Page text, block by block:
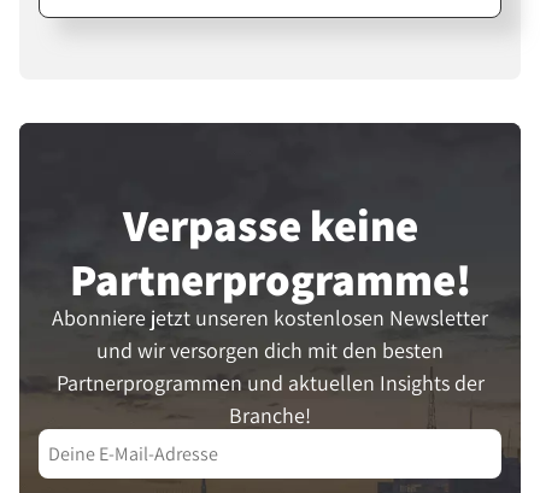
Für Affiliates und Creator sind sie eine
Verpasse keine
Partner­programme!
Abonniere jetzt unseren kostenlosen Newsletter
und wir versorgen dich mit den besten
Partnerprogrammen und aktuellen Insights der
Branche!